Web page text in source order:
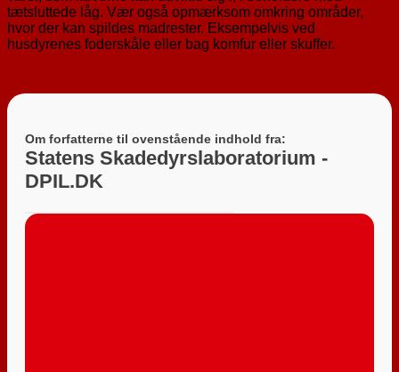
tætsluttede låg. Vær også opmærksom omkring områder,
hvor der kan spildes madrester. Eksempelvis ved
husdyrenes foderskåle eller bag komfur eller skuffer.
Om forfatterne til ovenstående indhold fra:
Statens Skadedyrslaboratorium -
DPIL.DK